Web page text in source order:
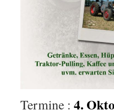
Termine : 4.